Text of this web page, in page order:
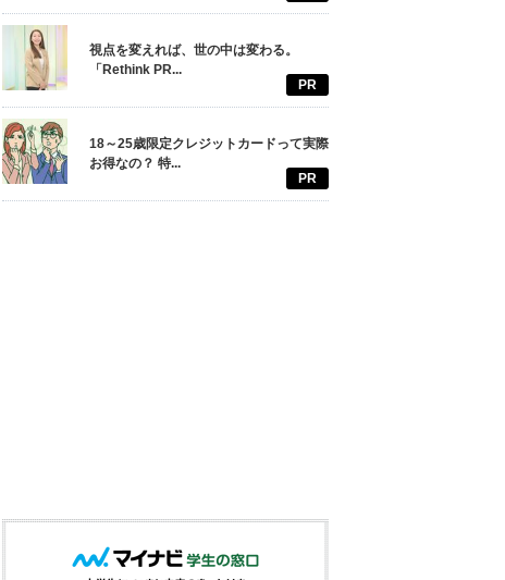
視点を変えれば、世の中は変わる。
「Rethink PR...
PR
18～25歳限定クレジットカードって実際
お得なの？ 特...
PR